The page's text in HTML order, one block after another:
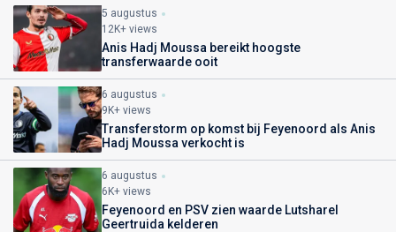
5 augustus
12K+ views
Anis Hadj Moussa bereikt hoogste
transferwaarde ooit
6 augustus
9K+ views
Transferstorm op komst bij Feyenoord als Anis
Hadj Moussa verkocht is
6 augustus
6K+ views
Feyenoord en PSV zien waarde Lutsharel
Geertruida kelderen